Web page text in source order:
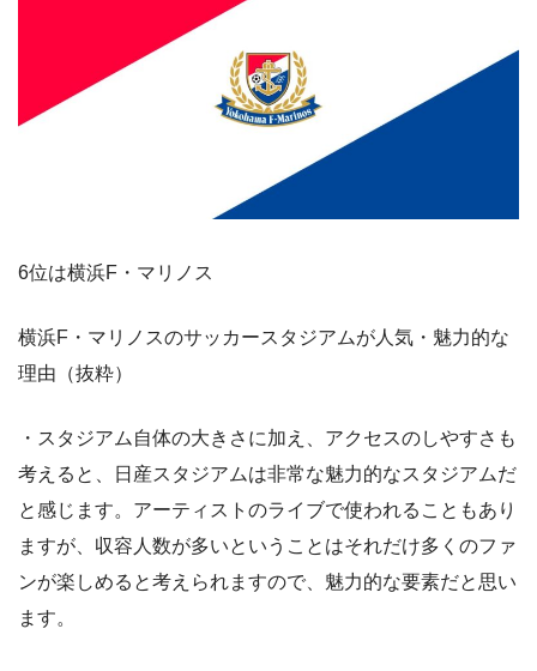
6位は横浜F・マリノス
横浜F・マリノスのサッカースタジアムが人気・魅力的な
理由（抜粋）
・スタジアム自体の大きさに加え、アクセスのしやすさも
考えると、日産スタジアムは非常な魅力的なスタジアムだ
と感じます。アーティストのライブで使われることもあり
ますが、収容人数が多いということはそれだけ多くのファ
ンが楽しめると考えられますので、魅力的な要素だと思い
ます。